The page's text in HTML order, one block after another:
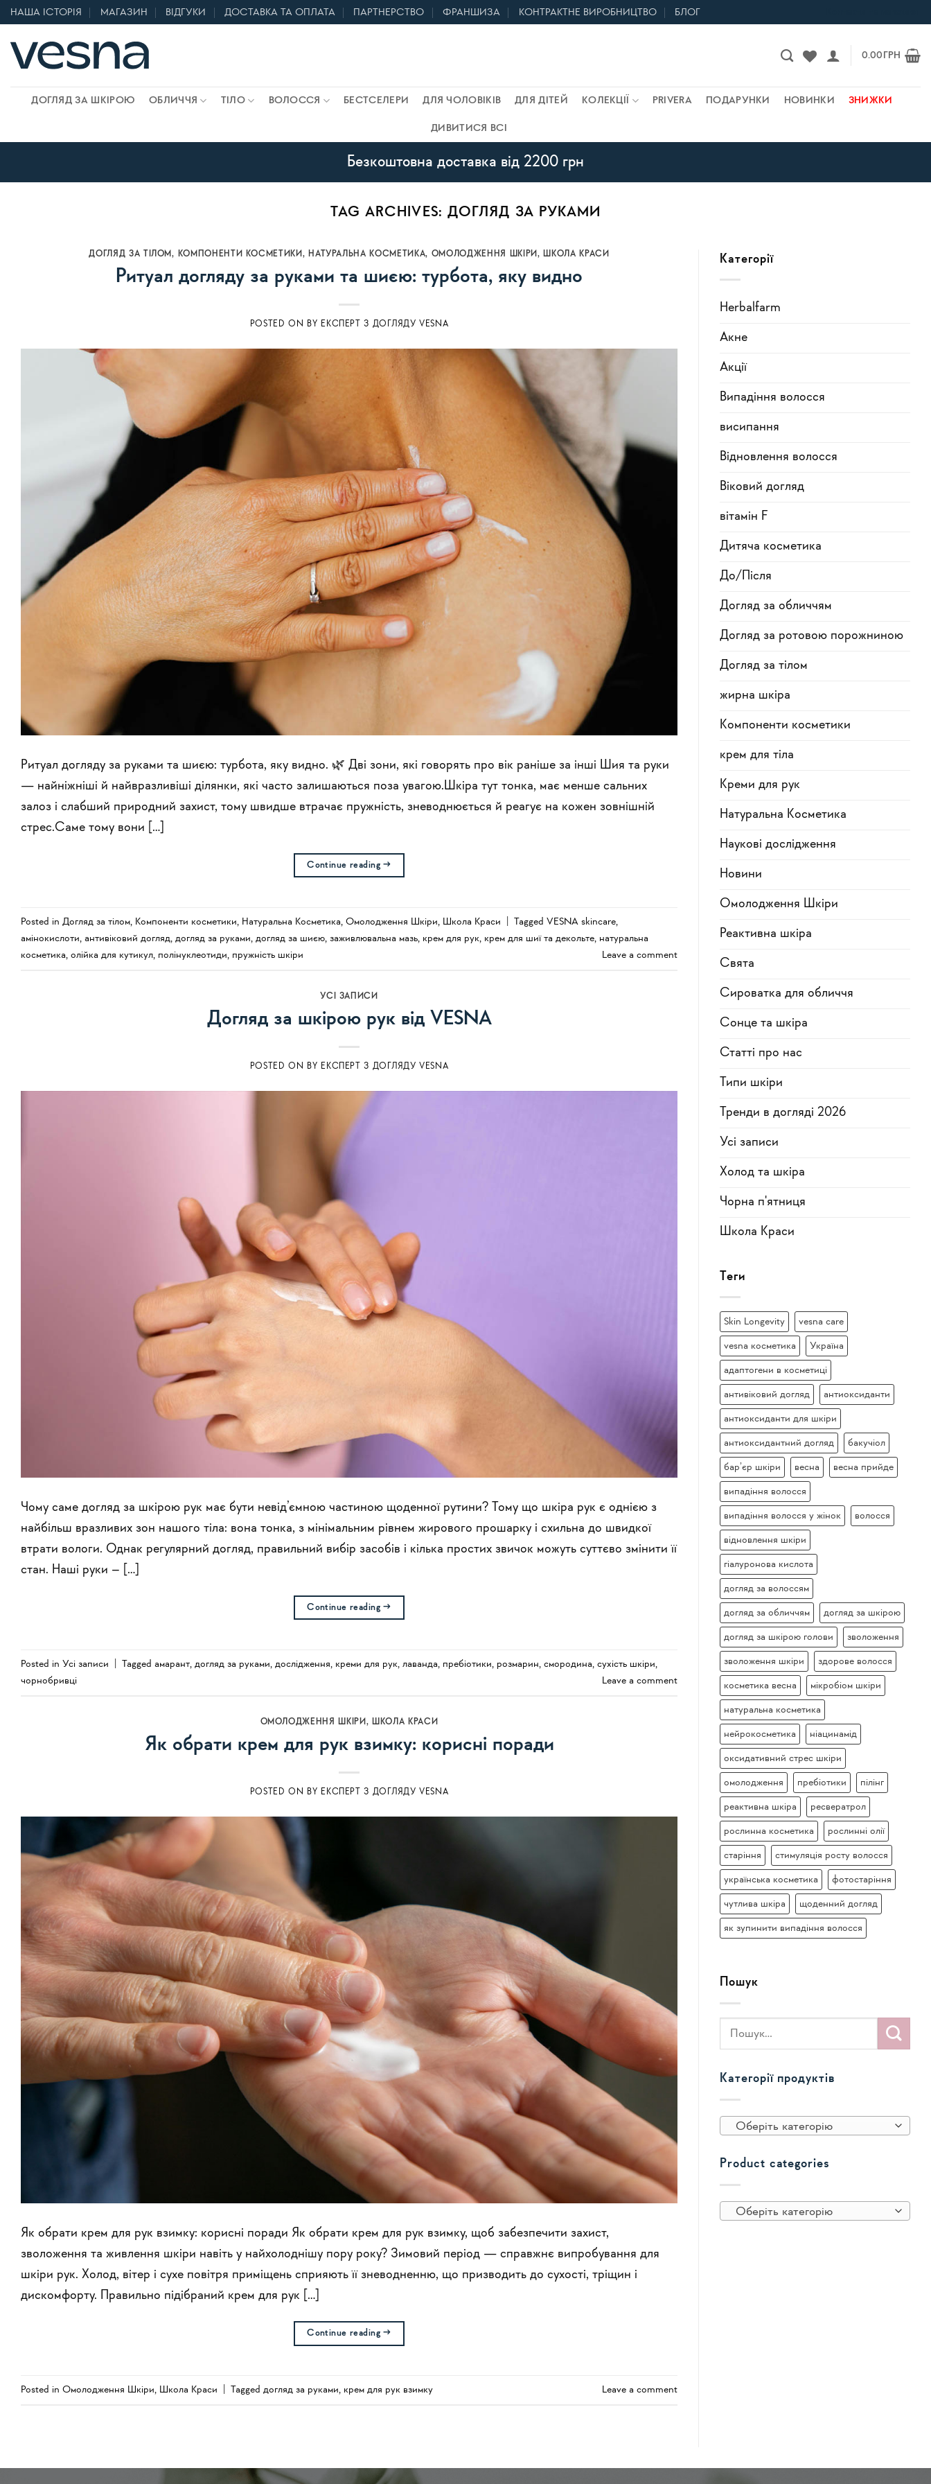
Skip
content
НАША ІСТОРІЯ МАГАЗИН ВІДГУКИ ДОСТАВКА ТА ОПЛАТА ПАРТНЕРСТВО ФРАНШИЗА КОНТРАКТНЕ ВИРОБНИЦТВО БЛОГ
0.00 ГРН
ДОГЛЯД ЗА ШКІРОЮ ОБЛИЧЧЯ ТІЛО ВОЛОССЯ БЕСТСЕЛЕРИ ДЛЯ ЧОЛОВІКІВ ДЛЯ ДІТЕЙ КОЛЕКЦІЇ PRIVERA ПОДАРУНКИ НОВИНКИ ЗНИЖКИ
ДИВИТИСЯ ВСІ
Безкоштовна доставка від 2200 грн
TAG ARCHIVES: ДОГЛЯД ЗА РУКАМИ
ДОГЛЯД ЗА ТІЛОМ, КОМПОНЕНТИ КОСМЕТИКИ , НАТУРАЛЬНА КОСМЕТИКА, ОМОЛОДЖЕННЯ ШКІРИ, ШКОЛА КРАСИ
Ритуал догляду за руками та шиєю: турбота, яку видно
POSTED ON BY ЕКСПЕРТ З ДОГЛЯДУ VESNA
Ритуал догляду за руками та шиєю: турбота, яку видно. 🌿 Дві зони, які говорять про вік раніше за інші Шия та руки
— найніжніші й найвразливіші ділянки, які часто залишаються поза увагою.Шкіра тут тонка, має менше сальних
залоз і слабший природний захист, тому швидше втрачає пружність, зневоднюється й реагує на кожен зовнішній
стрес.Саме тому вони […]
Continue reading→
Posted in Догляд за тілом, Компоненти косметики, Натуральна Косметика, Омолодження Шкіри, Школа Краси Tagged VESNA skincare,
амінокислоти, антивіковий догляд, догляд за руками, догляд за шиєю, заживлювальна мазь, крем для рук, крем для шиї та декольте, натуральна
косметика, олійка для кутикул, полінуклеотиди, пружність шкіри Leave a comment
УСI ЗАПИСИ
Догляд за шкірою рук від VESNA
POSTED ON BY ЕКСПЕРТ З ДОГЛЯДУ VESNA
Чому саме догляд за шкірою рук має бути невід’ємною частиною щоденної рутини? Тому що шкіра рук є однією з
найбільш вразливих зон нашого тіла: вона тонка, з мінімальним рівнем жирового прошарку і схильна до швидкої
втрати вологи. Однак регулярний догляд, правильний вибір засобів і кілька простих звичок можуть суттєво змінити її
стан. Наші руки – […]
Continue reading→
Posted in Усi записи Tagged амарант, догляд за руками, дослідження, креми для рук, лаванда, пребіотики, розмарин, смородина, сухість шкіри,
чорнобривці
Leave a comment
ОМОЛОДЖЕННЯ ШКІРИ , ШКОЛА КРАСИ
Як обрати крем для рук взимку: корисні поради
POSTED ON BY ЕКСПЕРТ З ДОГЛЯДУ VESNA
Як обрати крем для рук взимку: корисні поради Як обрати крем для рук взимку, щоб забезпечити захист,
зволоження та живлення шкіри навіть у найхолоднішу пору року? Зимовий період — справжнє випробування для
шкіри рук. Холод, вітер і сухе повітря приміщень сприяють її зневодненню, що призводить до сухості, тріщин і
дискомфорту. Правильно підібраний крем для рук […]
Continue reading→
Posted in Омолодження Шкіри, Школа Краси Tagged догляд за руками, крем для рук взимку Leave a comment
Категорії
Herbalfarm
Акне
Акції
Випадіння волосся
висипання
Відновлення волосся
Віковий догляд
вітамін F
Дитяча косметика
До/Після
Догляд за обличчям
Догляд за ротовою порожниною
Догляд за тілом
жирна шкіра
Компоненти косметики
крем для тіла
Креми для рук
Натуральна Косметика
Наукові дослідження
Новини
Омолодження Шкіри
Реактивна шкіра
Свята
Сироватка для обличчя
Сонце та шкіра
Статті про нас
Типи шкіри
Тренди в догляді 2026
Усi записи
Холод та шкіра
Чорна п'ятниця
Школа Краси
Теги
Skin Longevity vesna care
vesna косметика Україна
адаптогени в косметиці
антивіковий догляд антиоксиданти
антиоксиданти для шкіри
антиоксидантний догляд бакучіол
бар’єр шкіри весна весна прийде
випадіння волосся
випадіння волосся у жінок волосся
відновлення шкіри
гіалуронова кислота
догляд за волоссям
догляд за обличчям догляд за шкірою
догляд за шкірою голови зволоження
зволоження шкіри здорове волосся
косметика весна мікробіом шкіри
натуральна косметика
нейрокосметика ніацинамід
оксидативний стрес шкіри
омолодження пребіотики пілінг
реактивна шкіра ресвератрол
рослинна косметика рослинні олії
старіння стимуляція росту волосся
українська косметика фотостаріння
чутлива шкіра щоденний догляд
як зупинити випадіння волосся
Пошук
Категорії продуктів
Оберіть категорію
Product categories
Оберіть категорію